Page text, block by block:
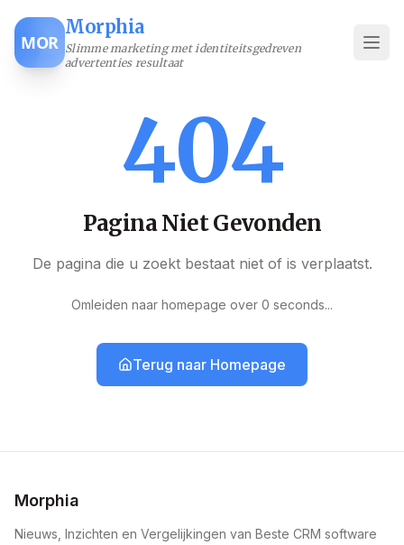
MOR
Morphia
Slimme marketing met identiteitsgedreven
advertenties resultaat
404
Pagina Niet Gevonden
De pagina die u zoekt bestaat niet of is verplaatst.
Omleiden naar homepage over 0 seconds...
Terug naar Homepage
Morphia
Nieuws, Inzichten en Vergelijkingen van Beste CRM software